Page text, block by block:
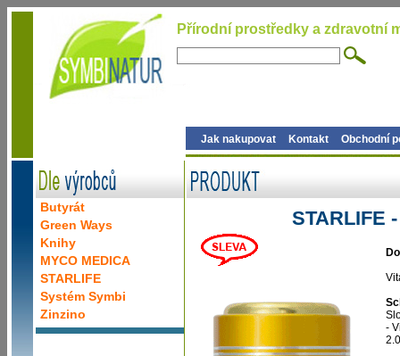
Přírodní prostředky a zdravotní
Jak nakupovat Kontakt Obchodní
STARLIFE
-
Butyrát
Green Ways
Knihy
MYCO MEDICA
STARLIFE
Systém Symbi
Zinzino